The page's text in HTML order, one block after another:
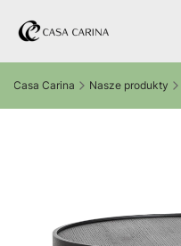
Casa Carina Nasze produkty